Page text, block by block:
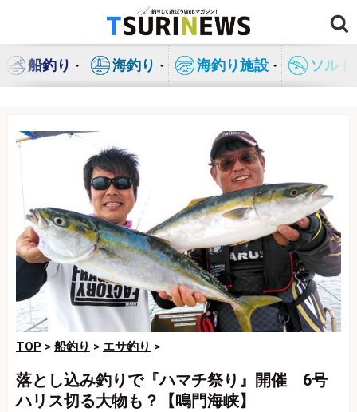
ン
船釣り 海釣り 海釣り施設 ソル
TOP > 船釣り > エサ釣り >
落とし込み釣りで『ハマチ祭り』開催 6号
ハリス切る大物も？【鳴門海峡】